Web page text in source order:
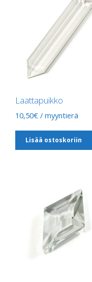
Laattapuikko
10,50€ / myyntierä
Lisää ostoskoriin